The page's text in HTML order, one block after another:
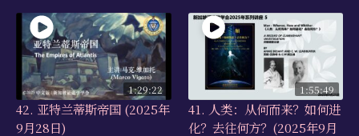
1:29:22
42. 亚特兰蒂斯帝国 (2025年
9月28日)
1:55:49
41. 人类：从何而来？如何进
化？去往何方？(2025年9月